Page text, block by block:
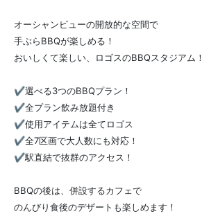
オーシャンビューの開放的な空間で
手ぶらBBQが楽しめる！
おいしくて楽しい、ロゴスのBBQスタジアム！
✔️選べる3つのBBQプラン！
✔️全プラン飲み放題付き
✔️使用アイテムは全てロゴス
✔️全7区画で大人数にも対応！
✔️駅直結で抜群のアクセス！
BBQの後は、併設するカフェで
のんびり食後のデザートも楽しめます！